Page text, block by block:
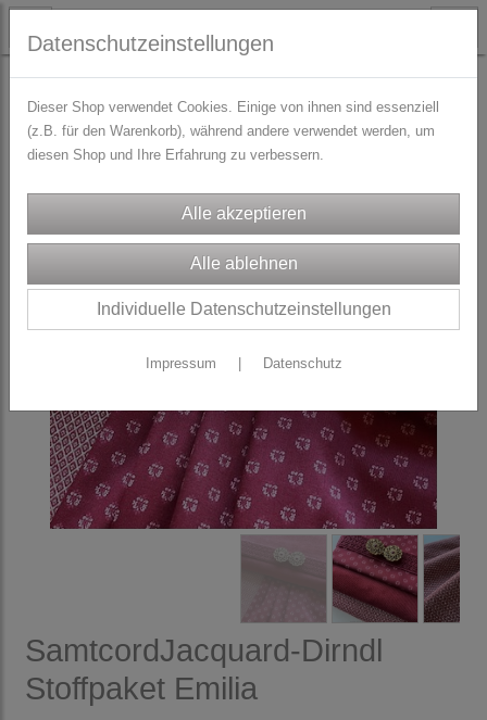
STOFFE DIRNDL-Stoffpakete
SamtcordJacquard-Dirndl
Stoffpaket Emilia
Datenschutzeinstellungen
Dieser Shop verwendet Cookies. Einige von ihnen sind essenziell
(z.B. für den Warenkorb), während andere verwendet werden, um
diesen Shop und Ihre Erfahrung zu verbessern.
Individuelle Datenschutzeinstellungen
Impressum Datenschutz